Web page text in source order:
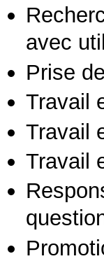
avec
Prise
Travail
Travail
Travail